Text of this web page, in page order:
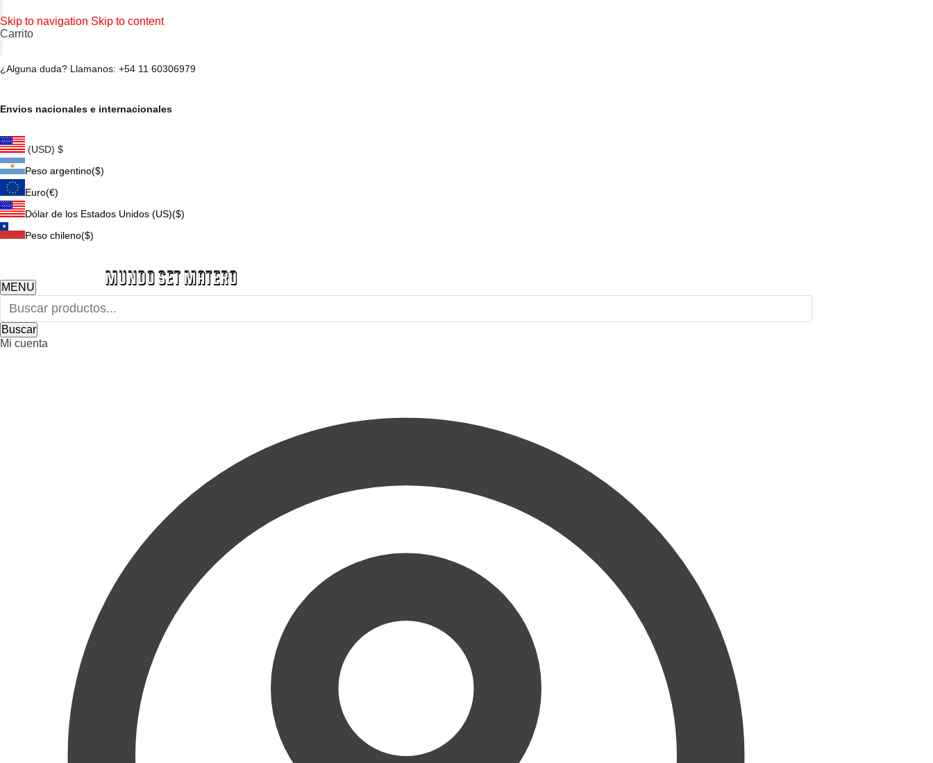
Skip to navigation Skip to content
Carrito
¿Alguna duda? Llamanos: +54 11 60306979
Envios nacionales e internacionales
(USD) $
Peso argentino($)
Euro(€)
Dólar de los Estados Unidos (US)($)
Peso chileno($)
MENU
Buscar
Mi cuenta